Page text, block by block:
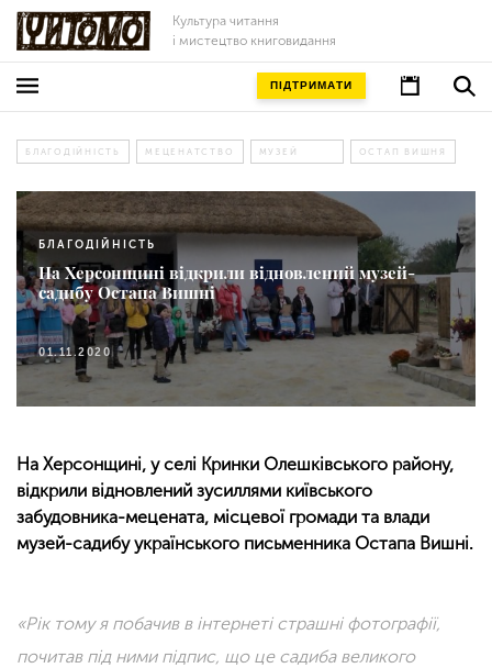
Культура читання
і мистецтво книговидання
ПІДТРИМАТИ
БЛАГОДІЙНІСТЬ МЕЦЕНАТСТВО МУЗЕЙ ОСТАП ВИШНЯ
БЛАГОДІЙНІСТЬ
На Херсонщині відкрили відновлений музей-
садибу Остапа Вишні
01.11.2020
На Херсонщині, у селі Кринки Олешківського району,
відкрили відновлений зусиллями київського
забудовника-мецената, місцевої громади та влади
музей-садибу українського письменника Остапа Вишні.
«Рік тому я побачив в інтернеті страшні фотографії,
почитав під ними підпис, що це садиба великого